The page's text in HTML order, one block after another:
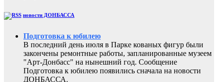
новости ДОНБАССА
Подготовка к юбилею
В последний день июля в Парке кованых фигур были
закончены ремонтные работы, запланированные музеем
"Арт-Донбасс" на нынешний год. Сообщение
Подготовка к юбилею появились сначала на новости
ДОНБАССА.